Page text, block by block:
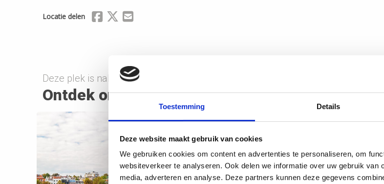
Toestemming Details
Deze website maakt gebruik van cookies
We gebruiken cookies om content en advertenties te personaliseren, om
websiteverkeer te analyseren. Ook delen we informatie over uw gebruik van
media, adverteren en analyse. Deze partners kunnen deze gegevens
Locatie delen Delen via Facebook
Delen via X (Twitter)
Delen via Mail
Deze plek is nabij onderstaande route(s)
Ontdek onderweg